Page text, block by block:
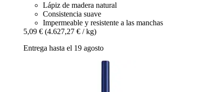
Lápiz de madera natural
Consistencia suave
Impermeable y resistente a las manchas
5,09 € (4.627,27 € / kg)
Entrega hasta el 19 agosto